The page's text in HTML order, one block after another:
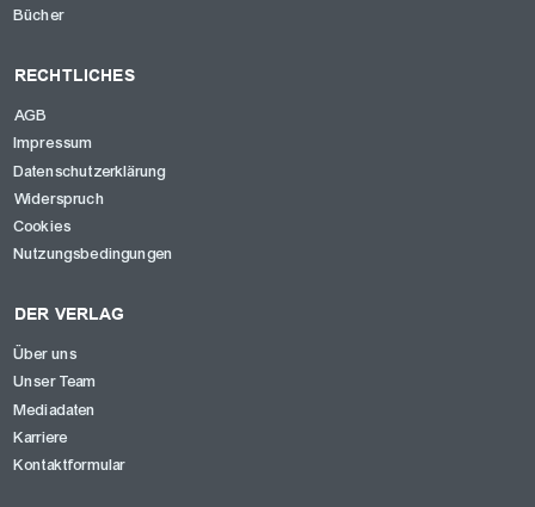
Bücher
RECHTLICHES
AGB
Impressum
Datenschutzerklärung
Widerspruch
Cookies
Nutzungsbedingungen
DER VERLAG
Über uns
Unser Team
Mediadaten
Karriere
Kontaktformular